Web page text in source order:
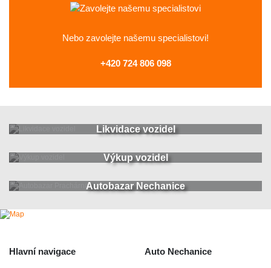
Nebo zavolejte našemu specialistovi!
+420 724 806 098
Likvidace vozidel
Výkup vozidel
Autobazar Nechanice
Hlavní navigace Auto Nechanice